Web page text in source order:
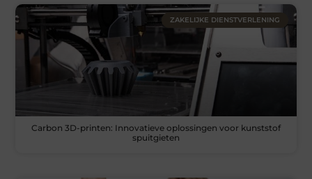
ZAKELIJKE DIENSTVERLENING
Carbon 3D-printen: Innovatieve oplossingen voor kunststof
spuitgieten